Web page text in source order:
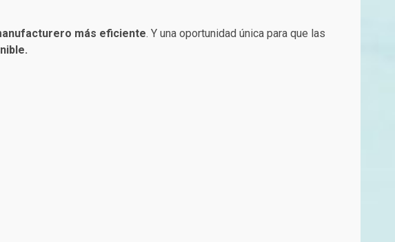
más eficiente. Y una oportunidad única para que las